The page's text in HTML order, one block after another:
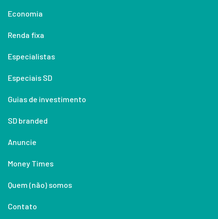
Economia
Renda fixa
Especialistas
Especiais SD
Guias de investimento
SD branded
Anuncie
Money Times
Quem (não) somos
Contato